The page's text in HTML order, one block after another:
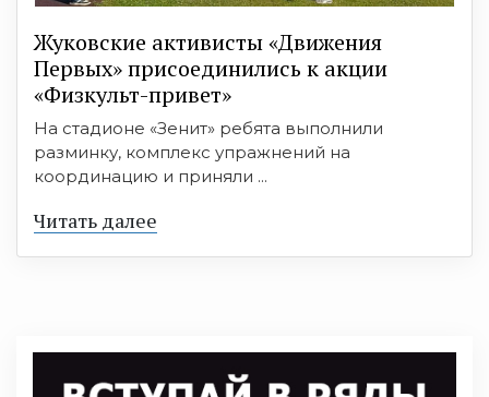
Жуковские активисты «Движения
Первых» присоединились к акции
«Физкульт-привет»
На стадионе «Зенит» ребята выполнили
разминку, комплекс упражнений на
координацию и приняли ...
Читать далее